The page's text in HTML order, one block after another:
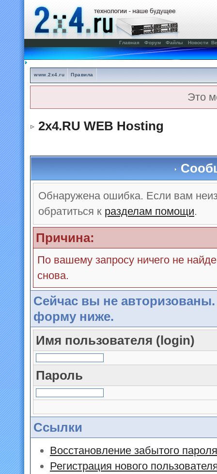
Главная Форум Файлы Новости
www.2x4.ru Правила
Это
2x4.RU WEB Hosting
Обнаружена ошибка. Если вам
обратиться к разделам помощи.
Причина:
По вашему запросу ничего не
снова.
Сейчас вы не
форму ниже.
Имя пользователя (login)
Пароль
Ссылки
Восстановление забытого пароля
Регистрация нового